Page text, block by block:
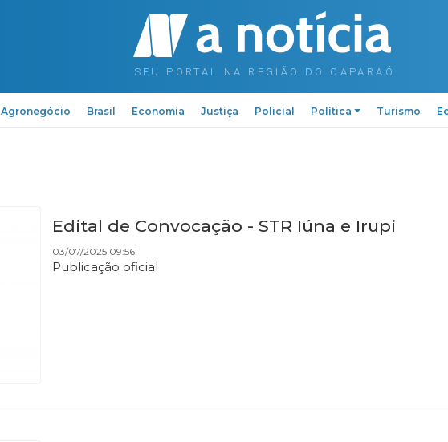
Agronegócio Brasil Economia Justiça Policial Política Turismo
Edital de Convocação - STR Iúna e Irupi
03/07/2025 09:56
Publicação oficial